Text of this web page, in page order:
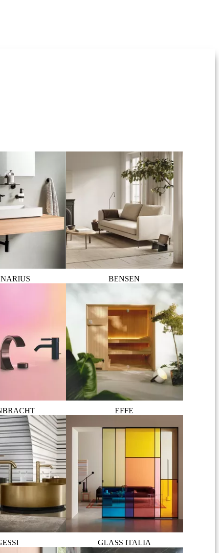
BENSEN
EFFE
GLASS ITALIA